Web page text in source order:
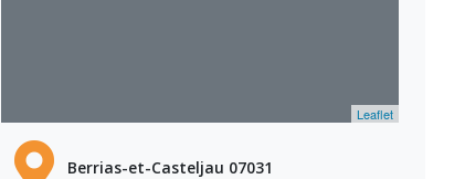
Leaflet
Berrias-et-Casteljau 07031